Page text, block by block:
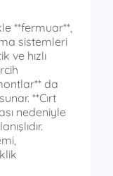
**fermuar**,
sistemleri
ve hızlı
da
**Cırt
nedeniyle